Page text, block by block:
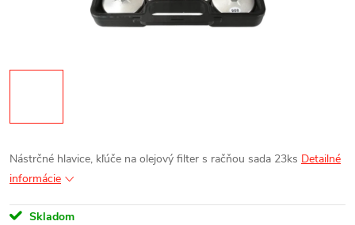
Nástrčné hlavice, kľúče na olejový filter s račňou sada 23ks Detailné
informácie
Skladom